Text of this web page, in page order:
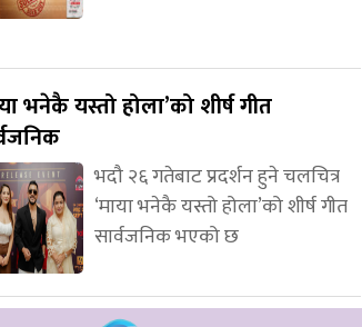
भनेकै यस्तो होला’को शीर्ष गीत
भदौ २६ गतेबाट प्रदर्शन हुने चलचित्र
‘माया भनेकै यस्तो होला’को शीर्ष गीत
सार्वजनिक भएको छ